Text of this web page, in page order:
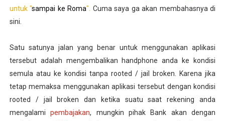
untuk "sampai ke Roma". Cuma saya ga akan membahasnya di
sini.
Satu satunya jalan yang benar untuk menggunakan aplikasi
tersebut adalah mengembalikan handphone anda ke kondisi
semula atau ke kondisi tanpa rooted / jail broken. Karena jika
tetap memaksa menggunakan aplikasi tersebut dengan kondisi
rooted / jail broken dan ketika suatu saat rekening anda
mengalamipembajakan, mungkin pihak Bank akan dengan